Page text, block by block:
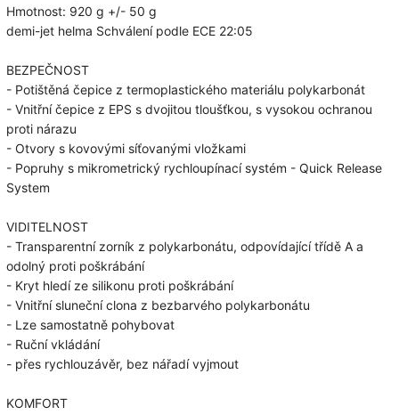
Hmotnost: 920 g +/- 50 g
demi-jet helma Schválení podle ECE 22:05
BEZPEČNOST
- Potištěná čepice z termoplastického materiálu polykarbonát
- Vnitřní čepice z EPS s dvojitou tloušťkou, s vysokou ochranou
proti nárazu
- Otvory s kovovými síťovanými vložkami
- Popruhy s mikrometrický rychloupínací systém - Quick Release
System
VIDITELNOST
- Transparentní zorník z polykarbonátu, odpovídající třídě A a
odolný proti poškrábání
- Kryt hledí ze silikonu proti poškrábání
- Vnitřní sluneční clona z bezbarvého polykarbonátu
- Lze samostatně pohybovat
- Ruční vkládání
- přes rychlouzávěr, bez nářadí vyjmout
KOMFORT